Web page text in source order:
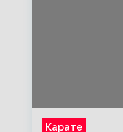
Карате